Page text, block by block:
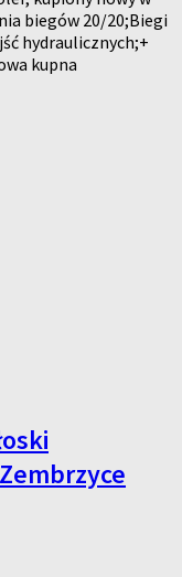
biegów 20/20;Biegi
hydraulicznych;+
kupna